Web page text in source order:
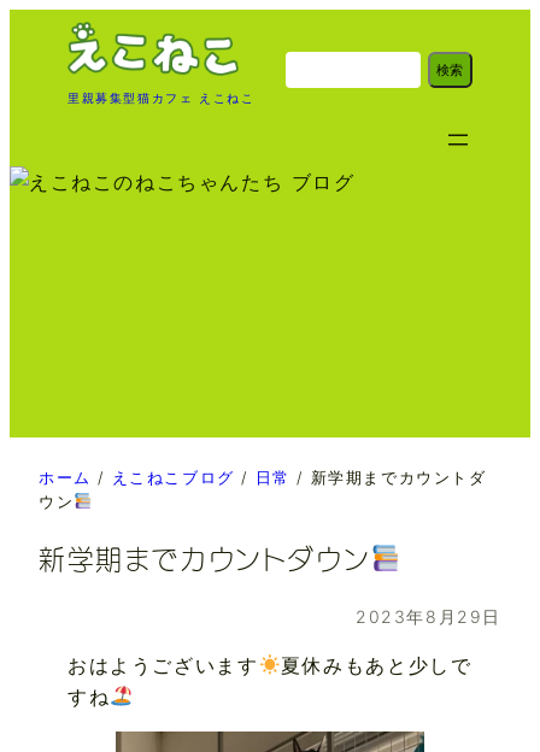
ッ
里親募集型猫カフェ えこねこ
検
索
検索
ホーム / えこねこブログ / 日常 / 新学期までカウントダ
ウン
新学期までカウントダウン
2023年8月29日
おはようございます
夏休みもあと少しで
すね